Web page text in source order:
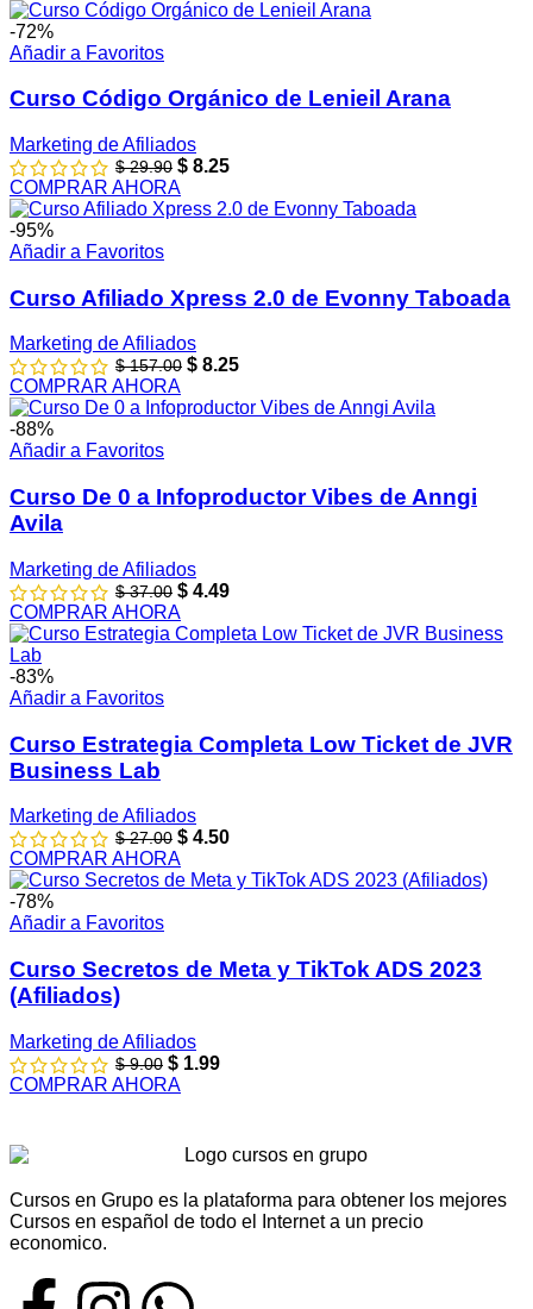
-72%
Añadir a Favoritos
Curso Código Orgánico de Lenieil Arana
Marketing de Afiliados
$29.90 $ 8.25
COMPRAR AHORA
-95%
Añadir a Favoritos
Curso Afiliado Xpress 2.0 de Evonny Taboada
Marketing de Afiliados
$157.00 $ 8.25
COMPRAR AHORA
-88%
Añadir a Favoritos
Curso De 0 a Infoproductor Vibes de Anngi
Avila
Marketing de Afiliados
$37.00 $ 4.49
COMPRAR AHORA
-83%
Añadir a Favoritos
Curso Estrategia Completa Low Ticket de JVR
Business Lab
Marketing de Afiliados
$27.00 $ 4.50
COMPRAR AHORA
-78%
Añadir a Favoritos
Curso Secretos de Meta y TikTok ADS 2023
(Afiliados)
Marketing de Afiliados
$9.00 $ 1.99
COMPRAR AHORA
Cursos en Grupo es la plataforma para obtener los mejores
Cursos en español de todo el Internet a un precio
economico.